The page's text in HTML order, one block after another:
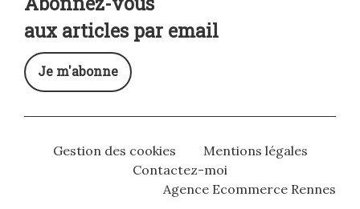
aux articles par email
Je m'abonne
Gestion des cookies
Mentions légales
Contactez-moi
Agence Ecommerce Rennes